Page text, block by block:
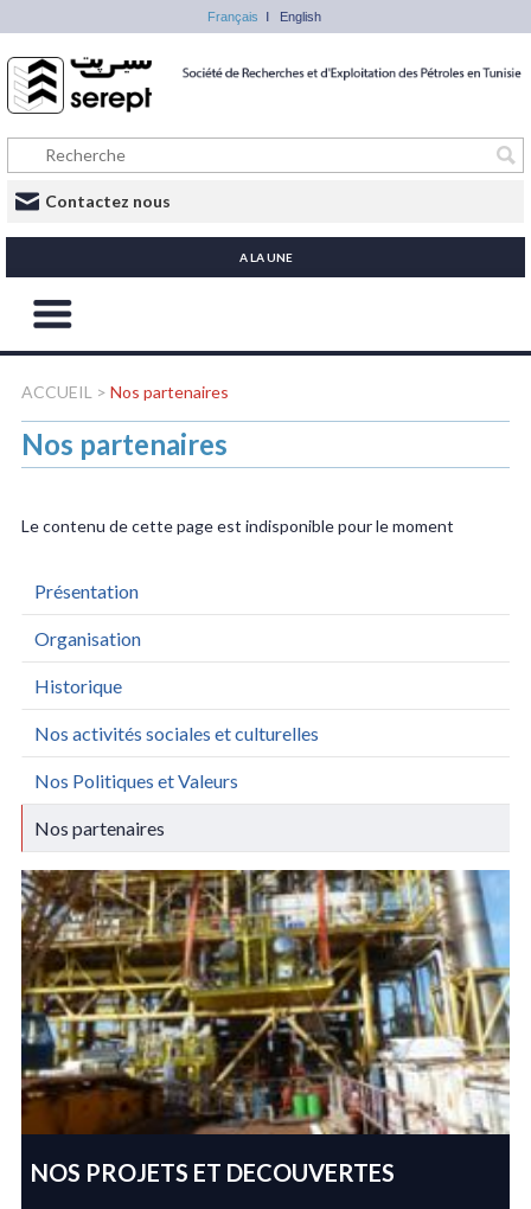
Français English
Contactez nous
A LA UNE
ACCUEIL > Nos partenaires
Nos partenaires
Le contenu de cette page est indisponible pour le moment
Présentation
Organisation
Historique
Nos activités sociales et culturelles
Nos Politiques et Valeurs
Nos partenaires
NOS PROJETS ET DECOUVERTES